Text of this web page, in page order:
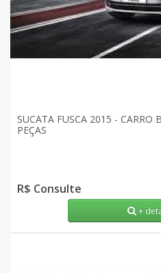
SUCATA FUSCA 2015 - CARRO
PEÇAS
R$ Consulte
+